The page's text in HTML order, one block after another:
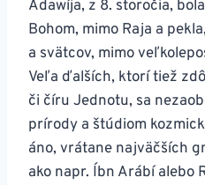
Adawíja, z 8. storočia,
Bohom, mimo Raja a
a svätcov, mimo
Veľa ďalších, ktorí tiež
či číru Jednotu, sa
prírody a štúdiom
áno, vrátane najväčších
ako napr. Íbn Arábí alebo